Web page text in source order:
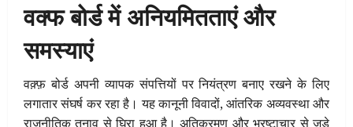
वक्फ बोर्ड में अनियमितताएं और
समस्याएं
वक़्फ़ बोर्ड अपनी व्यापक संपत्तियों पर नियंत्रण बनाए रखने के लिए
लगातार संघर्ष कर रहा है। यह कानूनी विवादों, आंतरिक अव्यवस्था और
राजनीतिक तनाव से घिरा हुआ है। अतिक्रमण और भ्रष्टाचार से जुड़े